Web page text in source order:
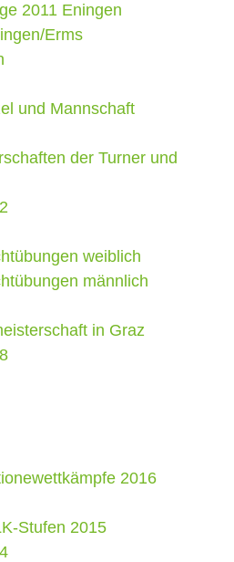
2011 Eningen
Erms
und Mannschaft
der Turner und
weiblich
männlich
in Graz
2016
Stufen 2015